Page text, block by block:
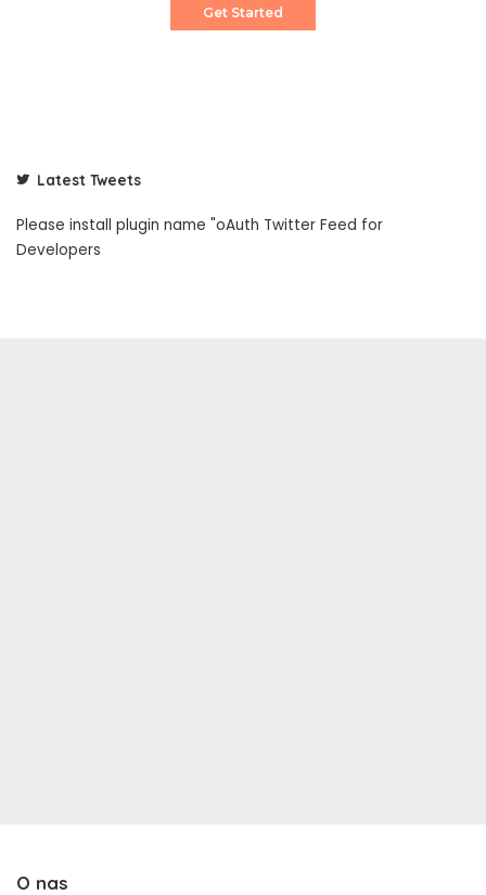
Get Started
Latest Tweets
Please install plugin name "oAuth Twitter Feed for
Developers
O nas